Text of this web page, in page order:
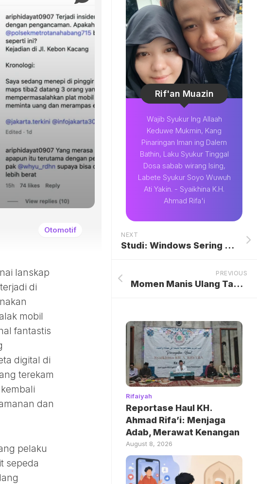
Otomotif
lanskap
di
mobil
fantastis
digital di
terekam
dan
pelaku
sepeda
Rif'an Muazin
Wajib Syukur Ing Allaah
Keduwe Mukmin, Kang
Pinaringan Iman ing Dalem
Bathin, Laku Syukur Tinggal
Dosa sabab wirang Ising,
Labete Syukur Soyo Wuwuh
Ati Yakin. - Syaikhina K.H.
Ahmad Rifa'i
NEXT
Studi: Windows Sering Crash, Mac Lebih Stabil dan Tahan Lama
PREVIOUS
Momen Manis Ulang Tahun Vidi Aldiano: Kenangan Berharga dari Orang Tua yang Mengharukan
Rifaiyah
Reportase Haul KH.
Ahmad Rifa’i: Menjaga
Adab, Merawat Kenangan
August 8, 2026